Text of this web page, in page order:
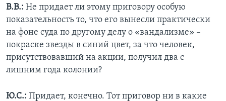
В.В.: Не придает ли этому приговору особую
показательность то, что его вынесли практически
на фоне суда по другому делу о «вандализме» –
покраске звезды в синий цвет, за что человек,
присутствовавший на акции, получил два с
лишним года колонии?
Ю.С.: Придает, конечно. Тот приговор ни в какие